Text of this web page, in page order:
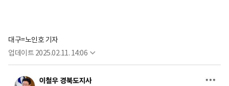
대구=노인호 기자
업데이트 2025.02.11. 14:06